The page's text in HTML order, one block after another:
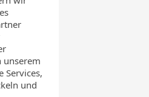
unserem
Services,
und